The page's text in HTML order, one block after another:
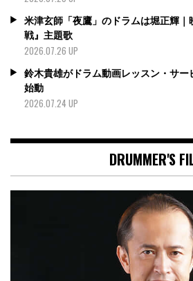
米津玄師「夜鷹」のドラムは堀正輝
戦』主題歌
2026.07.26 UP
鈴木貴雄がドラム動画レッスン・サー
始動
2026.07.24 UP
DRUMMER'S